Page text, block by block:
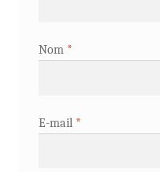
Nom *
E-mail *